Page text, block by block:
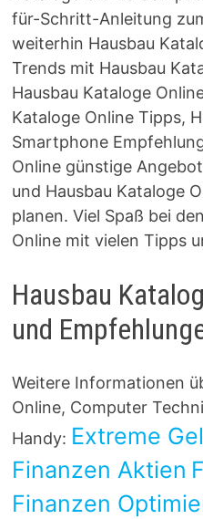
für-Schritt-Anleitung
weiterhin Hausbau
Trends mit Hausbau
Hausbau Kataloge
Kataloge Online Tipps,
Smartphone
Online günstige
und Hausbau Kataloge
planen. Viel Spaß bei
Online mit vielen Tipps
Hausbau
und
Weitere Informationen
Online, Computer
Handy: Extreme
Finanzen Aktien
Finanzen